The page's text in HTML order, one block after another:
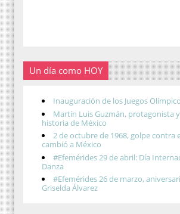
Un día como HOY
Inauguración de los Juegos
Martín Luis Guzmán, protagonista
historia de México
2 de octubre de 1968, golpe contra
cambió a México
#Efemérides 29 de abril: Día
Danza
#Efemérides 26 de marzo,
Griselda Álvarez